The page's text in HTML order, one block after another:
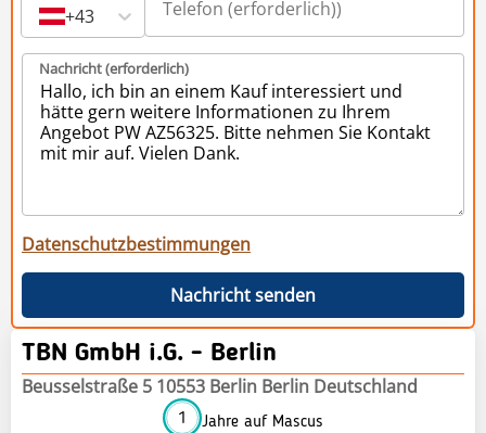
+43
Nachricht (erforderlich)
Datenschutzbestimmungen
Nachricht senden
TBN GmbH i.G. - Berlin
Beusselstraße 5 10553 Berlin Berlin Deutschland
1 Jahre auf Mascus